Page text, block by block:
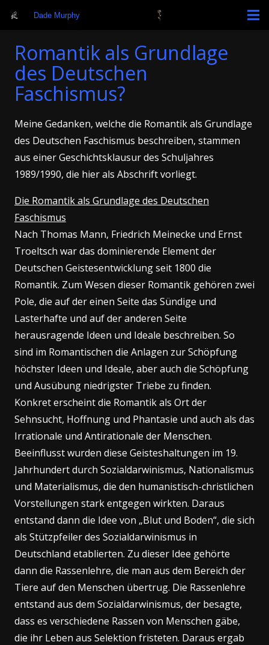
Dade Murphy
Romantik als Grundlage
des Deutschen
Faschismus?
Meine Gedanken, welche die Romantik als Grundlage
des Deutschen Faschismus beschreiben, stammen
aus einer Geschichtsklausur des Schuljahres
1989/1990, die hier als Abschrift vorliegt.
Die Romantik als Grundlage des Deutschen
Faschismus
Nach Thomas Mann, Friedrich Meinecke und Ernst
Troeltsch war das dominierende Element der
Deutschen Geistesentwicklung seit 1800 die
Romantik. Zum Wesen dieser Romantik gehören zwei
Pole, die auf der einen Seite das Sündige und
Lasterhafte und auf der anderen Seite
herausragende Ideen und Ideale beschreiben. So
sind im Romantischen die Anlagen zur Schöpfung
höchster Ideen und Ideale, aber auch die Schöpfung
und Ausübung niedrigster Triebe zu finden.
Konkret erscheint die Romantik als Ort der
Sehnsucht, Hoffnung und Phantasie und auch als das
Irrationale und Antirationale der Menschen.
Beeinflusst wurden diese Geisteshaltungen im 19.
Jahrhundert durch Sozialdarwinismus, Nationalismus
und Materialismus, die den humanistisch-christlichen
Vorstellungen stark entgegen wirkten. Daraus
entstand dann die Idee von „Blut und Boden“, die sich
als Stützpfeiler des Sozialdarwinismus in
Deutschland etablierten. Zu dieser Idee gehörte
dann die Rassenlehre, die man aus dem Bereich der
Tiere auf den Menschen übertrug. Die Rassenlehre
entstand aus dem Sozialdarwinismus, der besagte,
dass es verschiedene Rassen von Menschen gäbe,
die ihr Leben aus Selektion fristeten. Daraus ergab